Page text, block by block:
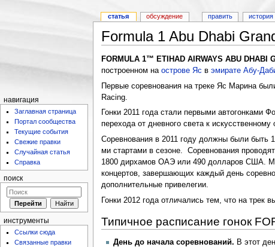
Formula 1 Abu Dhabi
FORMULA 1™ ETIHAD AIRWAYS ABU DHABI
построенном на острове Яс в эмирате Абу-
Первые соревнования на треке Яс Марина
Racing.
Гонки 2011 года стали первыми
перехода от дневного света к
Соревнования в 2011 году должны были быть
ми стартами в сезоне. Соревнования
1800 дирхамов ОАЭ или 490 долларов США.
концертов, завершающих каждый день
дополнительные привелегии.
Гонки 2012 года отличались тем, что на трек
Типичное расписание гонок
День до начала соревнований. В этот
статья обсуждение править история
навигация
Заглавная страница
Портал сообщества
Текущие события
Свежие правки
Случайная статья
Справка
поиск
инструменты
Ссылки сюда
Связанные правки